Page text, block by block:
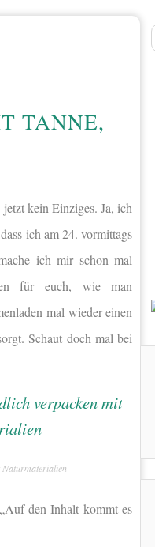
TANNE,
kein Einziges. Ja, ich
ich am 24. vormittags
ich mir schon mal
für euch, wie man
mal wieder einen
Schaut doch mal bei
Naturmaterialien
den Inhalt kommt es